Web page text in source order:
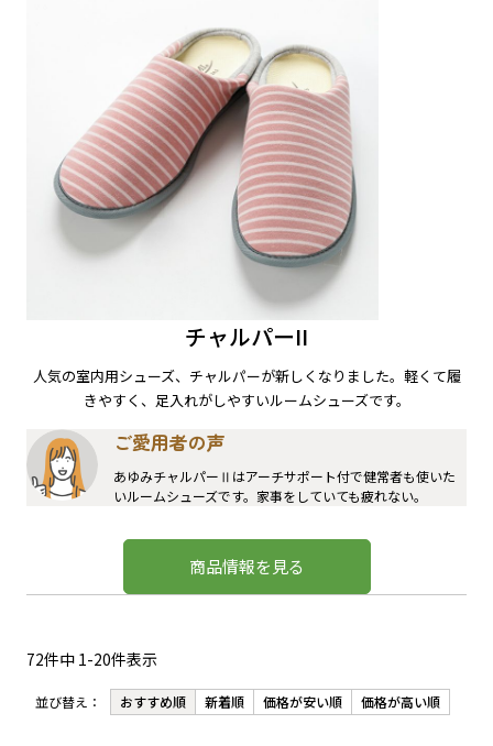
チャルパーII
人気の室内用シューズ、チャルパーが新しくなりました。軽くて履
きやすく、足入れがしやすいルームシューズです。
ご愛用者の声
あゆみチャルパーⅡはアーチサポート付で健常者も使いた
いルームシューズです。家事をしていても疲れない。
商品情報を見る
並び替え おすすめ順 新着順 価格が安い順 価格が高い順
72件中 1-20件表示